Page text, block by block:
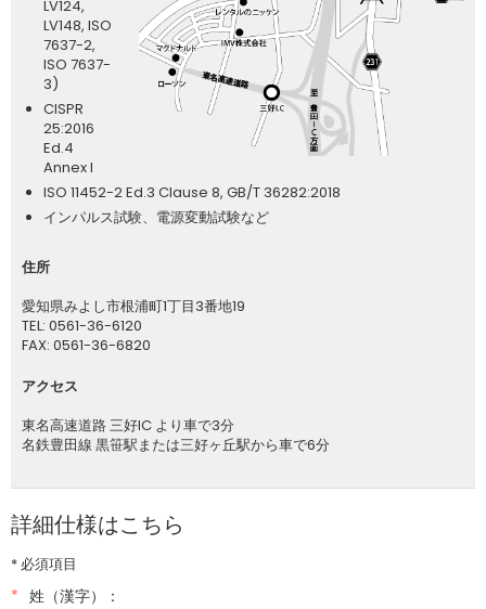
LV124,
LV148, ISO
7637-2,
ISO 7637-
3)
CISPR
25:2016
Ed.4
Annex I
ISO 11452-2 Ed.3 Clause 8, GB/T 36282:2018
インパルス試験、電源変動試験など
住所
愛知県みよし市根浦町1丁目3番地19
TEL: 0561-36-6120
FAX: 0561-36-6820
アクセス
東名高速道路 三好IC より車で3分
名鉄豊田線 黒笹駅または三好ヶ丘駅から車で6分
詳細仕様はこちら
* 必須項目
* 姓（漢字）：